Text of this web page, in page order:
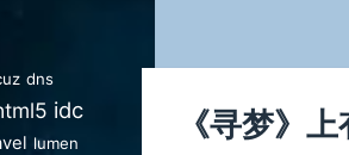
dns
idc
lumen
《寻梦》